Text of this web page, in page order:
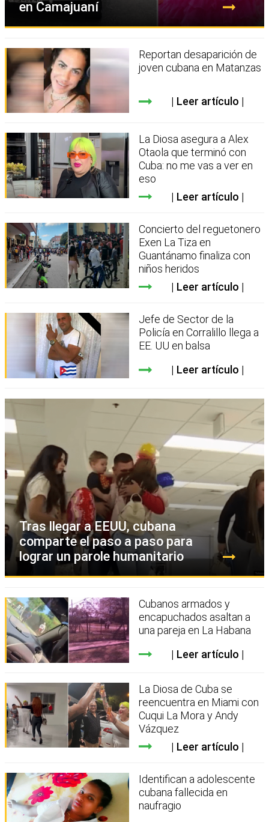
en Camajuaní
Reportan desaparición de
joven cubana en Matanzas
Leer artículo
La Diosa asegura a Alex
Otaola que terminó con
Cuba: no me vas a ver en
eso
Leer artículo
Concierto del reguetonero
Exen La Tiza en
Guantánamo finaliza con
niños heridos
Leer artículo
Jefe de Sector de la
Policía en Corralillo llega a
EE. UU en balsa
Leer artículo
Tras llegar a EEUU, cubana
comparte el paso a paso para
lograr un parole humanitario
Cubanos armados y
encapuchados asaltan a
una pareja en La Habana
Leer artículo
La Diosa de Cuba se
reencuentra en Miami con
Cuqui La Mora y Andy
Vázquez
Leer artículo
Identifican a adolescente
cubana fallecida en
naufragio